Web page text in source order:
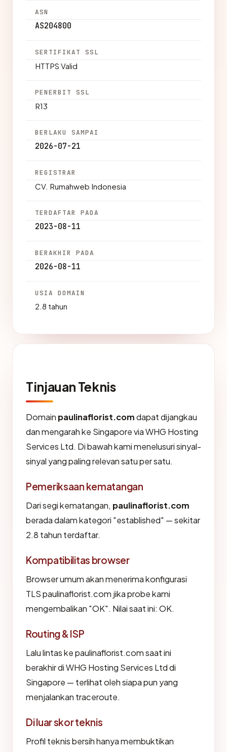
ASN
AS204800
SERTIFIKAT SSL
HTTPS Valid
PENERBIT SSL
R13
BERLAKU SAMPAI
2026-07-21
REGISTRAR
CV. Rumahweb Indonesia
TERDAFTAR PADA
2023-08-11
BERAKHIR PADA
2026-08-11
USIA DOMAIN
2.8 tahun
Tinjauan Teknis
Domain paulinaflorist.comdapat dijangkau
dan mengarah ke Singapore via WHG Hosting
Services Ltd. Di bawah kami menelusuri sinyal-
sinyal yang paling relevan satu per satu.
Pemeriksaan kematangan
Dari segi kematangan, paulinaflorist.com
berada dalam kategori "established" — sekitar
2.8 tahun terdaftar.
Kompatibilitas browser
Browser umum akan menerima konfigurasi
TLS paulinaflorist.com jika probe kami
mengembalikan "OK". Nilai saat ini: OK.
Routing & ISP
Lalu lintas ke paulinaflorist.com saat ini
berakhir di WHG Hosting Services Ltd di
Singapore — terlihat oleh siapa pun yang
menjalankan traceroute.
Di luar skor teknis
Profil teknis bersih hanya membuktikan